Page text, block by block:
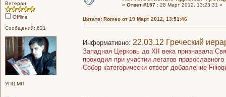
Ветеран
Offline
Сообщений: 621
УПЦ МП
« Ответ #157 : 28 Март 2012, 13:23:31 »
Цитата: Romeo от 19 Март 2012, 13:51:46
Информативно: 22.03.12 Греческий
Западная Церковь до XII века признавала
проходил при участии легатов
Собор категорически отверг добавление